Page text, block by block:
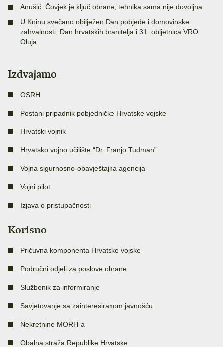
Anušić: Čovjek je ključ obrane, tehnika sama nije dovoljna
U Kninu svečano obilježen Dan pobjede i domovinske
zahvalnosti, Dan hrvatskih branitelja i 31. obljetnica VRO
Oluja
Izdvajamo
OSRH
Postani pripadnik pobjedničke Hrvatske vojske
Hrvatski vojnik
Hrvatsko vojno učilište “Dr. Franjo Tuđman”
Vojna sigurnosno-obavještajna agencija
Vojni pilot
Izjava o pristupačnosti
Korisno
Pričuvna komponenta Hrvatske vojske
Područni odjeli za poslove obrane
Službenik za informiranje
Savjetovanje sa zainteresiranom javnošću
Nekretnine MORH-a
Obalna straža Republike Hrvatske